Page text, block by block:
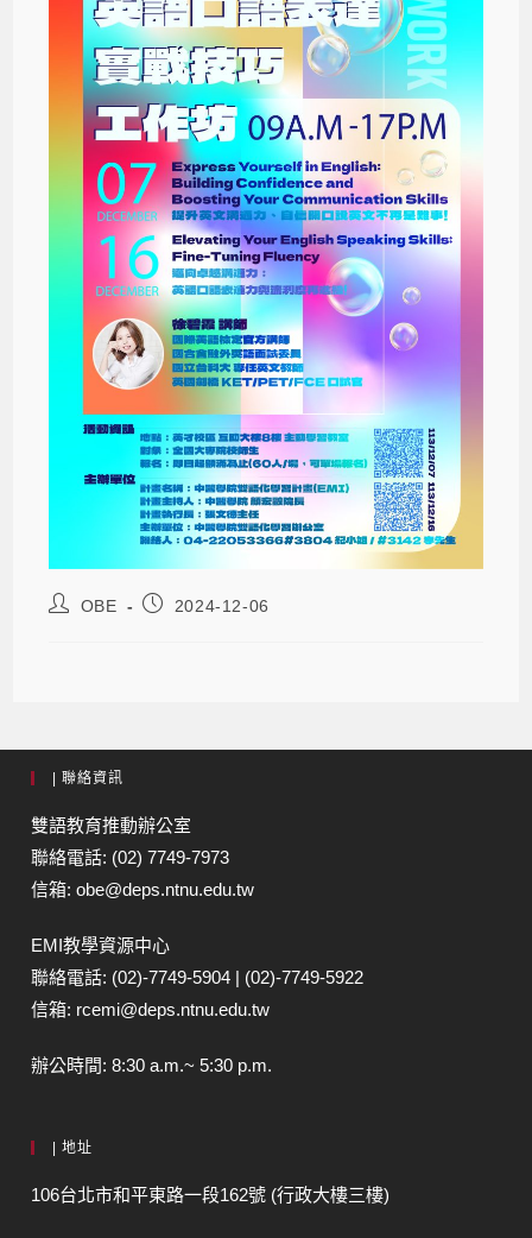
OBE 2024-12-06
| 聯絡資訊
雙語教育推動辦公室
聯絡電話: (02) 7749-7973
信箱: obe@deps.ntnu.edu.tw
EMI教學資源中心
聯絡電話: (02)-7749-5904 | (02)-7749-5922
信箱: rcemi@deps.ntnu.edu.tw
辦公時間: 8:30 a.m.~ 5:30 p.m.
| 地址
106台北市和平東路一段162號 (行政大樓三樓)